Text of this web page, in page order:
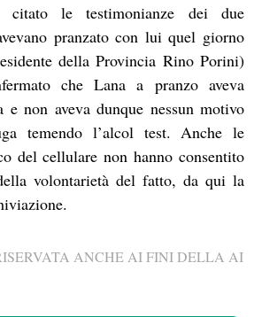
citato le testimonianze dei due
pranzato con lui quel giorno
della Provincia Rino Porini)
che Lana a pranzo aveva
e non aveva dunque nessun motivo
temendo l’alcol test. Anche le
del cellulare non hanno consentito
volontarietà del fatto, da qui la
ANCHE AI FINI DELLA AI